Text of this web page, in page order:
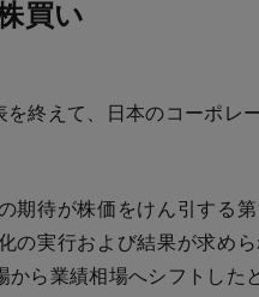
買い
終えて、日本のコーポレ
期待が株価をけん引する
の実行および結果が求め
ら業績相場へシフトした